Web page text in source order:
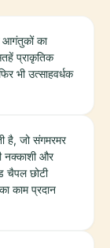
आगंतुकों का
प्राकृतिक
भी उत्साहवर्धक
है, जो संगमरमर
नक्काशी और
चैपल छोटी
काम प्रदान